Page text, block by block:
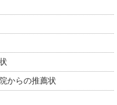
からの推薦状